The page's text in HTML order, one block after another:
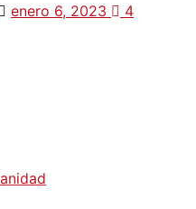
enero 6, 2023 4